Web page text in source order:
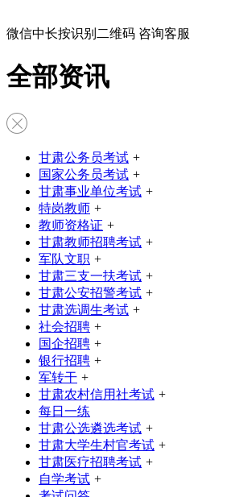
微信中长按识别二维码 咨询客服
全部资讯
甘肃公务员考试 +
国家公务员考试 +
甘肃事业单位考试 +
特岗教师 +
教师资格证 +
甘肃教师招聘考试 +
军队文职 +
甘肃三支一扶考试 +
甘肃公安招警考试 +
甘肃选调生考试 +
社会招聘 +
国企招聘 +
银行招聘 +
军转干 +
甘肃农村信用社考试 +
每日一练
甘肃公选遴选考试 +
甘肃大学生村官考试 +
甘肃医疗招聘考试 +
自学考试 +